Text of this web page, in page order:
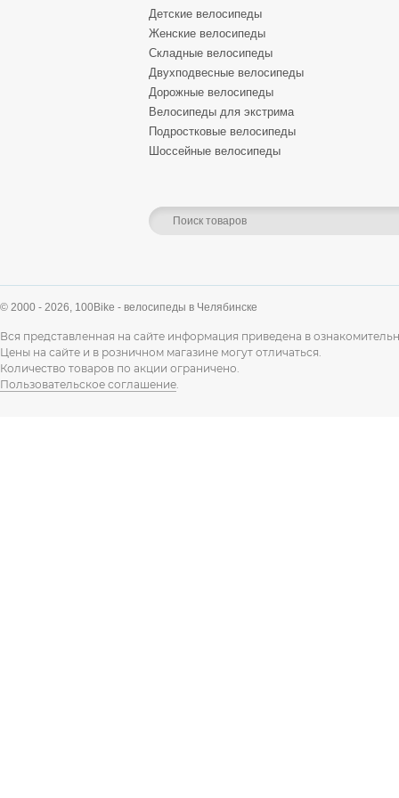
Детские велосипеды
Женские велосипеды
Складные велосипеды
Двухподвесные велосипеды
Дорожные велосипеды
Велосипеды для экстрима
Подростковые велосипеды
Шоссейные велосипеды
© 2000 - 2026, 100Bike - велосипеды в Челябинске
Вся представленная на сайте информация приведена в
Цены на сайте и в розничном магазине могут отличаться.
Количество товаров по акции ограничено.
Пользовательское соглашение.